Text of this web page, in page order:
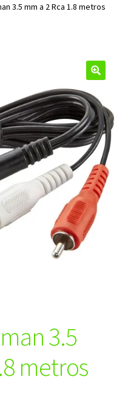
hijo
3.5 mm a 2 Rca 1.8 metros
3.5
metros